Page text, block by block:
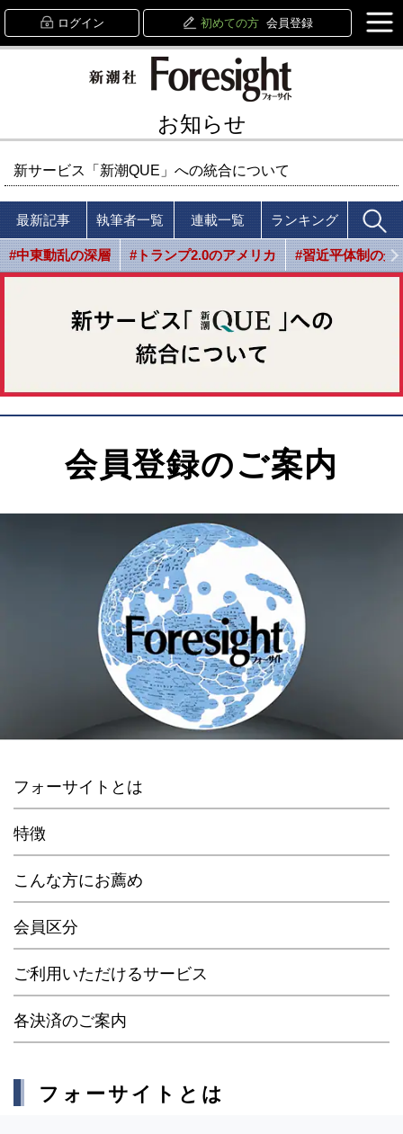
ログイン 初めての方 会員登録
お知らせ
新サービス「新潮QUE」への統合について
最新記事 執筆者一覧 連載一覧 ランキング
#中東動乱の深層 #トランプ2.0のアメリカ #習近平体制の光
会員登録のご案内
フォーサイトとは
特徴
こんな方にお薦め
会員区分
ご利用いただけるサービス
各決済のご案内
フォーサイトとは